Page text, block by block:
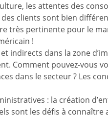
les attentes des
clients sont bien
très pertinente pour le
!
indirects dans la zone
Comment pouvez-vous
dans le secteur ? Les
: la création
sont les défis à connaître